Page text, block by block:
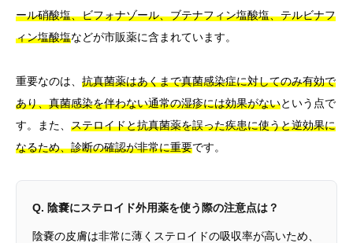
ール硝酸塩、ビフォナゾール、ブテナフィン塩酸塩、テルビナフ
ィン塩酸塩などが市販薬に含まれています。
重要なのは、 抗真菌薬はあくまで真菌感染症に対してのみ有効で
あり、真菌感染を伴わない通常の湿疹には効果がないという点で
す。また、 ステロイドと抗真菌薬を誤った疾患に使うと逆効果に
なるため、診断の確認が非常に重要です。
Q. 陰嚢にステロイド外用薬を使う際の注意点は？
陰嚢の皮膚は非常に薄くステロイドの吸収率が高いため、